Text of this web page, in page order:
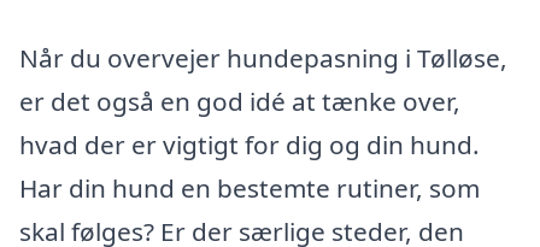
Når du overvejer hundepasning i Tølløse,
er det også en god idé at tænke over,
hvad der er vigtigt for dig og din hund.
Har din hund en bestemte rutiner, som
skal følges? Er der særlige steder, den